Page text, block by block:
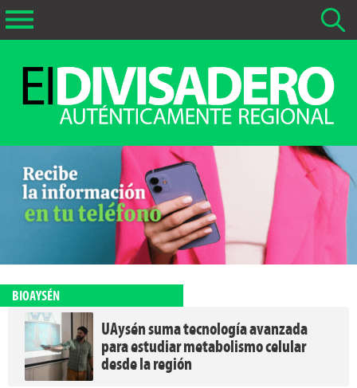
La fecha más antigua por defecto que se buscará es 01-02-
Buscar notas anteriores a 01-02-2026
BIOAYSÉN
UAysén suma tecnología avanzada
para estudiar metabolismo celular
desde la región